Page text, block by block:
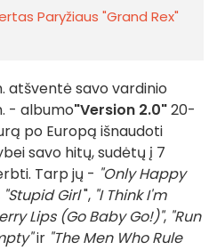
Paryžiaus "Grand Rex"
atšventė savo vardinio
- albumo"Version 2.0"20-
po Europą išnaudoti
savo hitų, sudėtų į 7
Tarp jų - "Only Happy
"Stupid Girl", "I Think I'm
Lips (Go Baby Go!)", "Run
ir "The Men Who Rule